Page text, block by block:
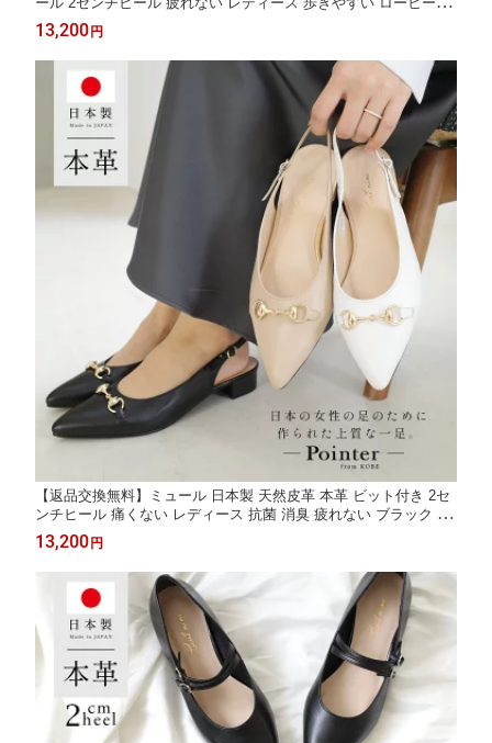
ブラック ベージュ ホワイト ワインレッド 22.0 25.0 フォーマル
ポインテッドトゥ 小さいサイズ 大きいサイズ 低反発
13,200円
【返品交換無料】ミュール 日本製 天然皮革 本革 ビット付き 2セ
ンチヒール 痛くない レディース 抗菌 消臭 疲れない ブラック ホ
ワイト ベージュ 22.0 25.0 春夏 ポインテッドトゥ ローヒール 大
きいサイズ 小さいサイズ 歩きやすい Point nine
13,200円